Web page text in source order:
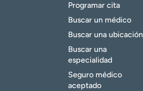
Programar cita
Buscar un médico
Buscar una ubicación
Buscar una
especialidad
Seguro médico
aceptado